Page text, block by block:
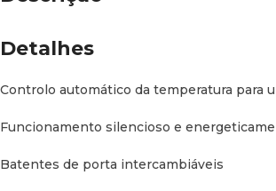
Detalhes
Controlo automático da temperatura para
Funcionamento silencioso e
Batentes de porta intercambiáveis